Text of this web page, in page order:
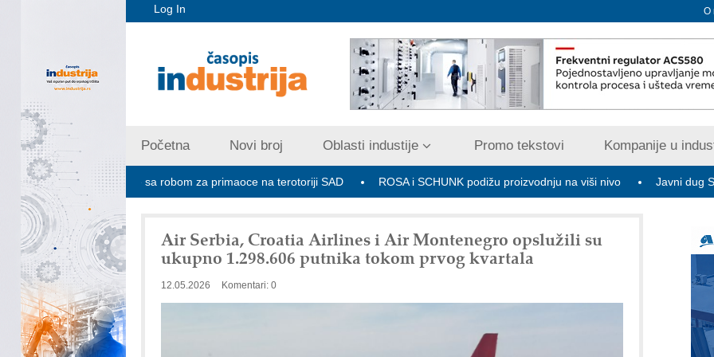
Log In O
Početna Novi broj Oblasti industije Promo tekstovi Kompanije u
prima pošiljke sa robom za primaoce na terotoriji SAD ROSA i SCHUNK podižu proizvodnju na viši nivo Javni dug Srbije na
Air Serbia, Croatia Airlines i Air Montenegro opslužili su
ukupno 1.298.606 putnika tokom prvog kvartala
12.05.2026 Komentari: 0